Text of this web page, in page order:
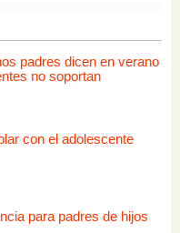
padres dicen en verano
no soportan
con el adolescente
para padres de hijos